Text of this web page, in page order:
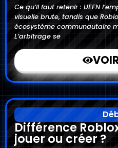
Ce qu’il faut retenir : UEFN
visuelle brute, tandis que
écosystème communautaire
L’arbitrage se
Différence
jouer ou créer ?